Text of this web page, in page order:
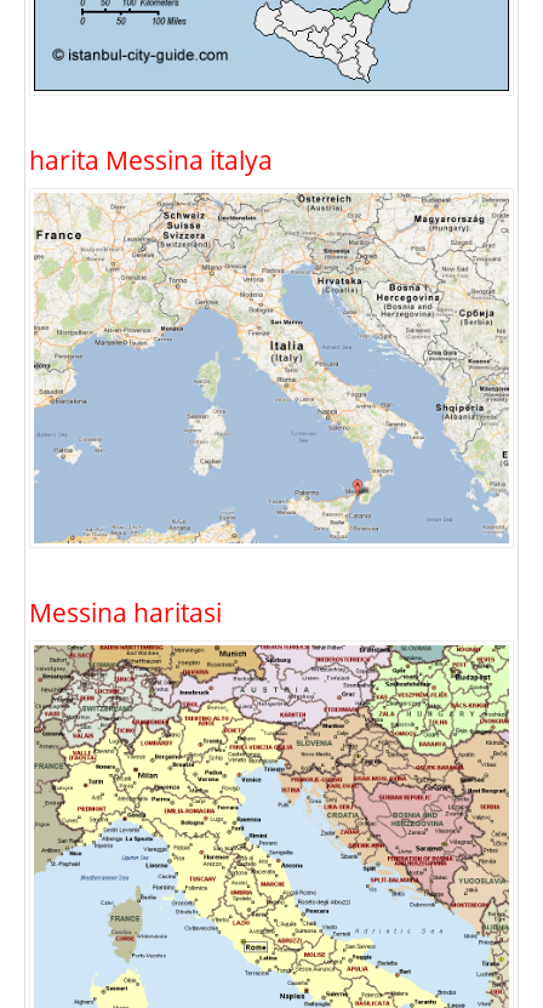
harita Messina italya
Messina haritasi